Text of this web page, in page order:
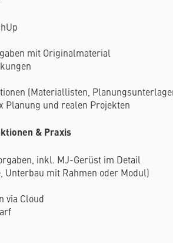
mit Originalmaterial
(Materiallisten,
Planung und realen Projekten
& Praxis
inkl. MJ-Gerüst im Detail
Unterbau mit Rahmen oder Modul)
via Cloud